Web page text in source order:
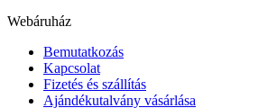
Webáruház
Bemutatkozás
Kapcsolat
Fizetés és szállítás
Ajándékutalvány vásárlása